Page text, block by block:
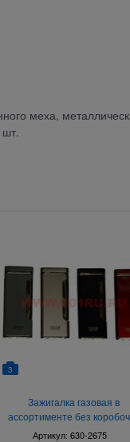
меха,
3
Зажигалка газовая в
ассортименте без
Артикул: 630-2675